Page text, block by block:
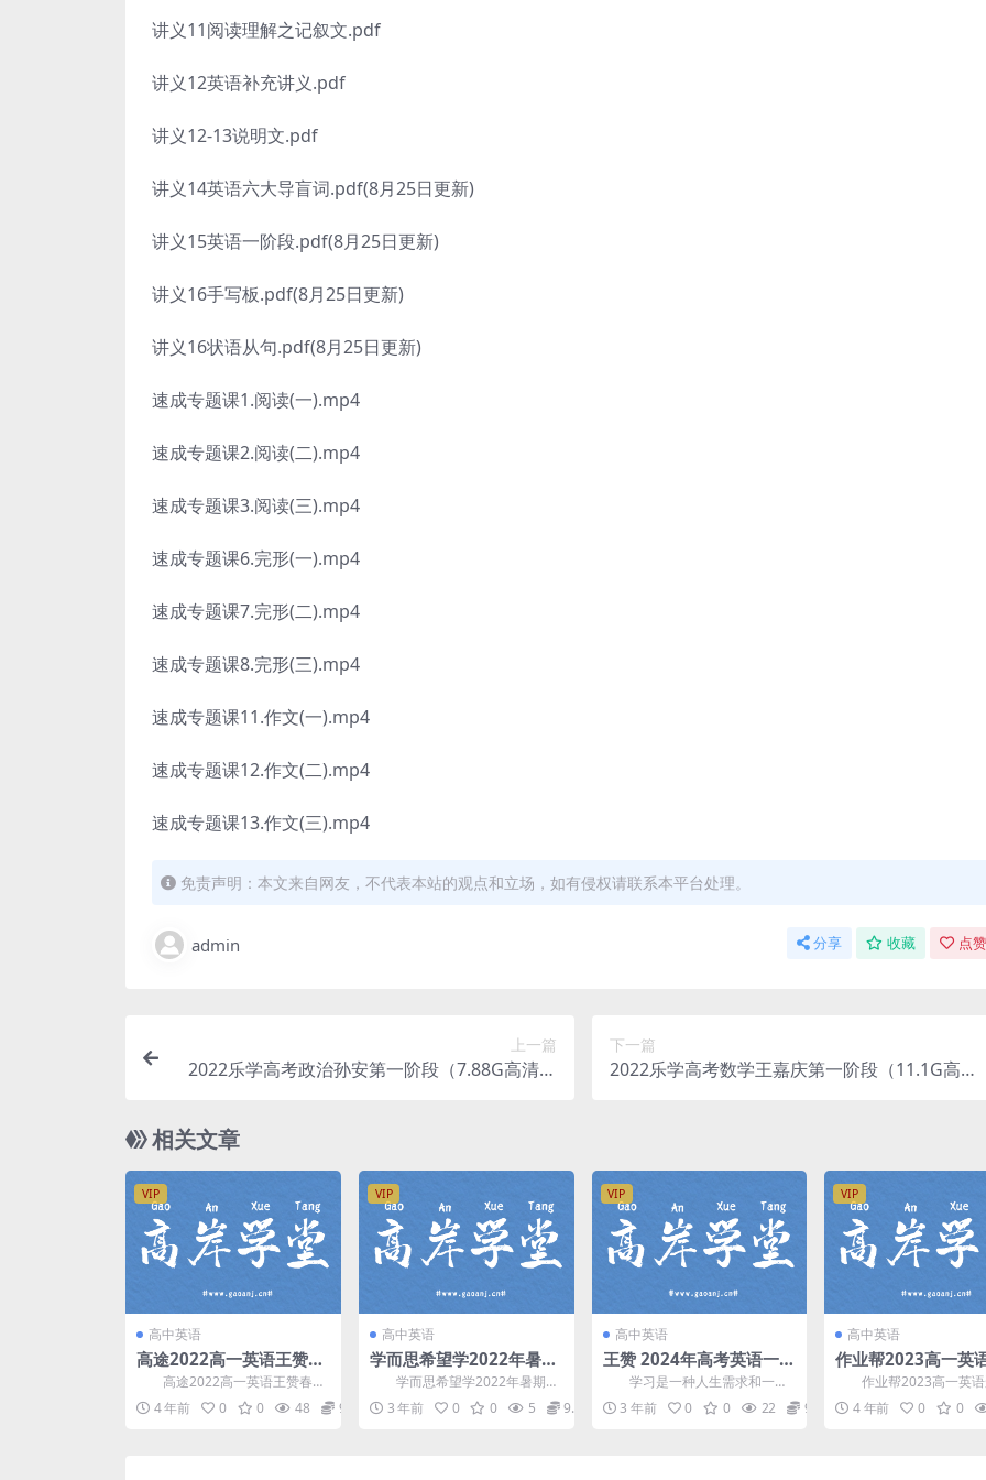
讲义11阅读理解之记叙文.pdf
讲义12英语补充讲义.pdf
讲义12-13说明文.pdf
讲义14英语六大导盲词.pdf(8月25日更新)
讲义15英语一阶段.pdf(8月25日更新)
讲义16手写板.pdf(8月25日更新)
讲义16状语从句.pdf(8月25日更新)
速成专题课1.阅读(一).mp4
速成专题课2.阅读(二).mp4
速成专题课3.阅读(三).mp4
速成专题课6.完形(一).mp4
速成专题课7.完形(二).mp4
速成专题课8.完形(三).mp4
速成专题课11.作文(一).mp4
速成专题课12.作文(二).mp4
速成专题课13.作文(三).mp4
免责声明：本文来自网友，不代表本站的观点和立场，如有侵权请联系本平台处理。
admin 分享 收藏 点
上一篇
2022乐学高考政治孙安第一阶段（7.88G高清视
下一篇
2022乐学高考数学王嘉庆第一阶段（11.1G高清
相关文章
VIP
高中英语
高途2022高一英语王赞春
季班 网盘分享
高途2022高一英语王赞春季
班，网盘分享高中英语课程3.73
G高清视频。 ...
4 年前 0 0 48 9.9
VIP
高中英语
学而思希望学2022年暑期
高三英语目标A+班昆尼
（高考）（完结）百度网
盘分享
学而思希望学2022年暑期高
三英语目标A+班昆尼，2023年高
考课程，完结版...
3 年前 0 0 5 9.9
VIP
高中英语
王赞 2024年高考英语一轮
暑期班（高三） 百度网盘
学习是一种人生需求和一种
态度。只有不断学习，及时“充
电”，才能做到“百毒不侵...
3 年前 0 0 22 9.9
VIP
高中英语
作业帮2023高一英
暑假A+班 网盘分享
作业帮2023高一英语
假A+班，网盘分享高中
5.57G高清视频...
4 年前 0 0